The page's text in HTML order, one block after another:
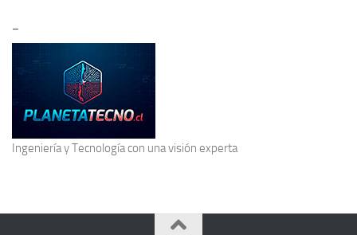
–
Ingeniería y Tecnologíacon una visión experta